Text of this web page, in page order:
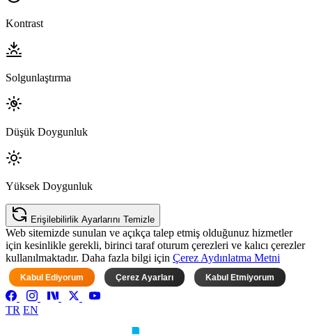
Kontrast
Solgunlaştırma
Düşük Doygunluk
Yüksek Doygunluk
Erişilebilirlik Ayarlarını Temizle
Web sitemizde sunulan ve açıkça talep etmiş olduğunuz hizmetler
için kesinlikle gerekli, birinci taraf oturum çerezleri ve kalıcı çerezler
kullanılmaktadır. Daha fazla bilgi için Çerez Aydınlatma Metni
Kabul Ediyorum Çerez Ayarları Kabul Etmiyorum
TR EN